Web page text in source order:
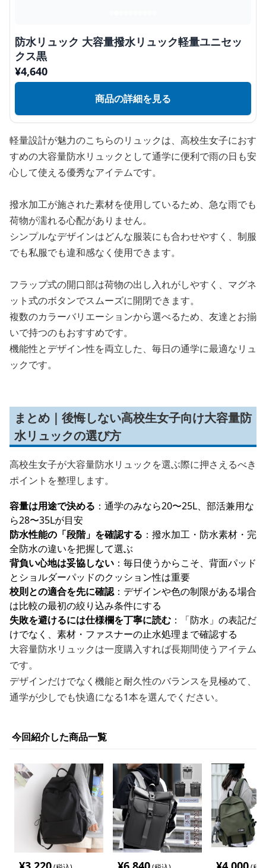
防水リュック 大容量撥水リュック軽量ユニセッ
クス黒
¥4,640
商品の詳細を見る
軽量設計が魅力のこちらのリュックは、高校生女子におす
すめの大容量防水リュックとして通学に便利で雨の日も安
心して使える優秀なアイテムです。
撥水加工が施された素材を使用しているため、急な雨でも
荷物が濡れる心配がありません。
シンプルなデザインはどんな服装にも合わせやすく、制服
でも私服でも違和感なく使用できます。
フラップ式の開口部は荷物の出し入れがしやすく、マグネ
ット式のボタンでスムーズに開閉できます。
複数のカラーバリエーションから選べるため、友達とお揃
いで持つのもおすすめです。
機能性とデザイン性を両立した、毎日の通学に最適なリュ
ックです。
まとめ｜後悔しない高校生女子向け大容量防
水リュックの選び方
高校生女子が大容量防水リュックを選ぶ際に押さえるべき
ポイントを整理します。
容量は用途で決める ：通学のみなら20〜25L、部活兼用な
ら28〜35Lが目安
防水性能の「段階」を確認する ：撥水加工・防水素材・完
全防水の違いを把握して選ぶ
背負い心地は妥協しない ：毎日使うからこそ、背面パッド
とショルダーパッドのクッション性は重要
校則との適合を先に確認：デザインや色の制限がある場合
は比較の最初の絞り込み条件にする
失敗を避けるには仕様欄を丁寧に読む ：「防水」の表記だ
けでなく、素材・ファスナーの止水処理まで確認する
大容量防水リュックは一度購入すれば長期間使うアイテム
です。
デザインだけでなく機能と耐久性のバランスを見極めて、
通学が少しでも快適になる1本を選んでください。
今回紹介した商品一覧